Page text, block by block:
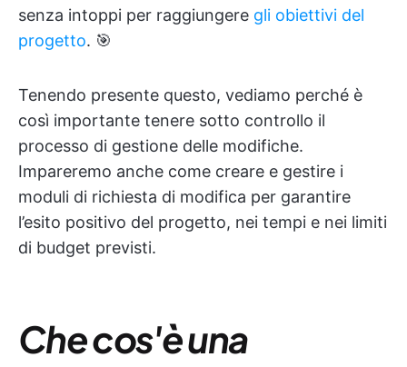
senza intoppi per raggiungere gli obiettivi del
progetto. 🎯
Tenendo presente questo, vediamo perché è
così importante tenere sotto controllo il
processo di gestione delle modifiche.
Impareremo anche come creare e gestire i
moduli di richiesta di modifica per garantire
l’esito positivo del progetto, nei tempi e nei limiti
di budget previsti.
Che cos'è una